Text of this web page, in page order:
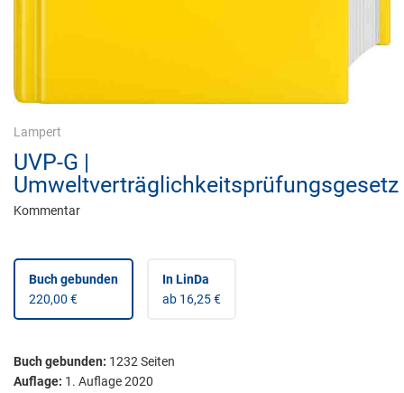
Lampert
UVP-G |
Umweltverträglichkeitsprüfungsgesetz
Kommentar
Buch gebunden
220,00 €
In LinDa
ab 16,25 €
Buch gebunden: 1232Seiten
Auflage: 1. Auflage 2020